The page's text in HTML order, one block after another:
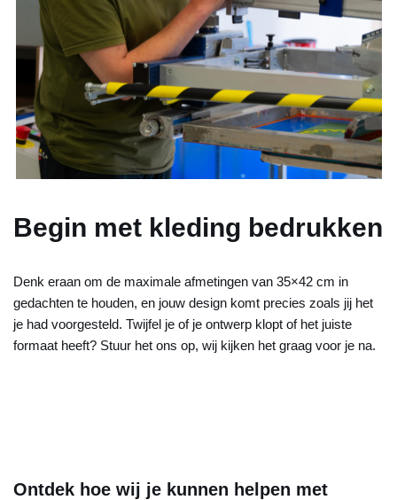
Begin met kleding bedrukken
Denk eraan om de maximale afmetingen van 35×42 cm in
gedachten te houden, en jouw design komt precies zoals jij het
je had voorgesteld. Twijfel je of je ontwerp klopt of het juiste
formaat heeft? Stuur het ons op, wij kijken het graag voor je na.
Ontdek hoe wij je kunnen helpen met